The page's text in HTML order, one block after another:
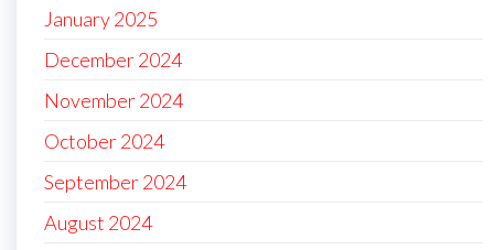
January 2025
December 2024
November 2024
October 2024
September 2024
August 2024